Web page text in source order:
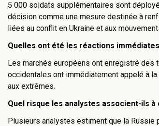
5 000 soldats supplémentaires sont
décision comme une mesure destinée à
liées au conflit en Ukraine et aux
Quelles ont été les réactions
Les marchés européens ont enregistré des
occidentales ont immédiatement appelé à
aux extrêmes.
Quel risque les analystes associent-ils
Plusieurs analystes estiment que la Russie